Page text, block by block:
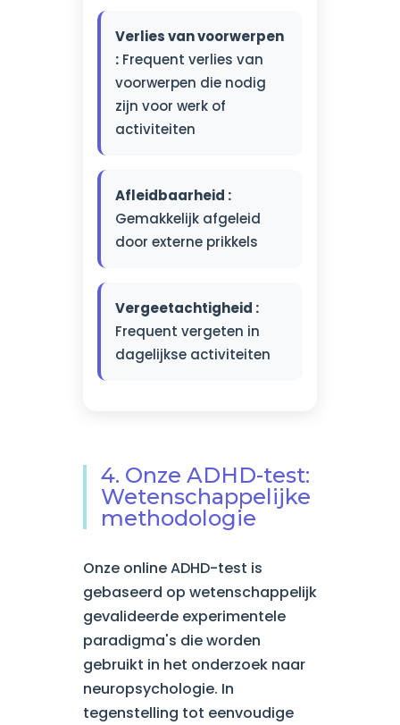
Verlies van voorwerpen
:Frequent verlies van
voorwerpen die nodig
zijn voor werk of
activiteiten
Afleidbaarheid :
Gemakkelijk afgeleid
door externe prikkels
Vergeetachtigheid :
Frequent vergeten in
dagelijkse activiteiten
4. Onze ADHD-test:
Wetenschappelijke
methodologie
Onze online ADHD-test is
gebaseerd op wetenschappelijk
gevalideerde experimentele
paradigma's die worden
gebruikt in het onderzoek naar
neuropsychologie. In
tegenstelling tot eenvoudige